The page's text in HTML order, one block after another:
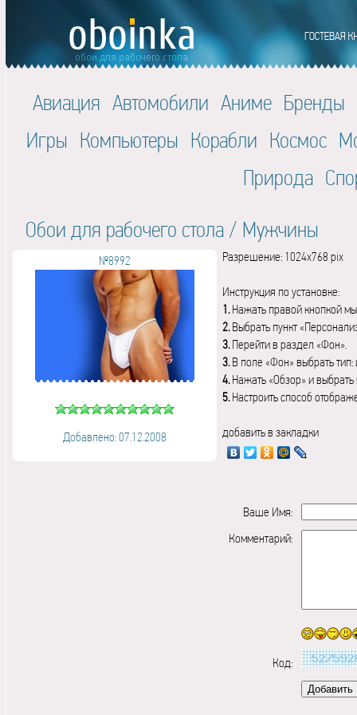
Авиация Автомобили Аниме Бренды
Игры Компьютеры Корабли Космос
Природа
Обои для рабочего стола / Мужчины
№8992
Добавлено: 07.12.2008
Разрешение: 1024x768 pix
Инструкция по установке:
1.Нажать правой кнопкой
2.Выбрать пункт
3.Перейти в раздел «Фон».
3.В поле «Фон» выбрать
4.Нажать «Обзор» и выбрать
5.Настроить способ
добавить в закладки
Ваше Имя:
Комментарий:
Код: